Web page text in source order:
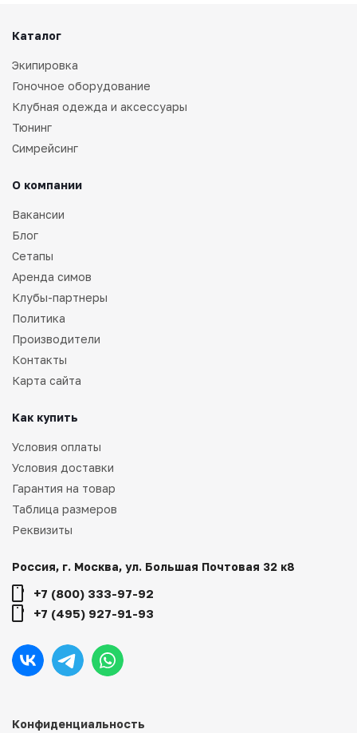
Конфиденциальность
Каталог
Экипировка
Гоночное оборудование
Клубная одежда и аксессуары
Тюнинг
Симрейсинг
О компании
Вакансии
Блог
Сетапы
Аренда симов
Клубы-партнеры
Политика
Производители
Контакты
Карта сайта
Как купить
Условия оплаты
Условия доставки
Гарантия на товар
Таблица размеров
Реквизиты
Россия, г. Москва, ул. Большая Почтовая 32 к8
+7 (800) 333-97-92
+7 (495) 927-91-93